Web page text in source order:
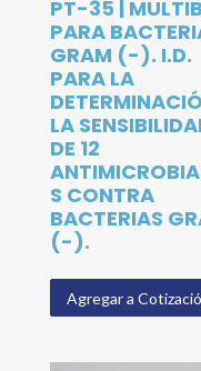
PT-35 |
PARA
GRAM (-). I.D.
PARA LA
LA
DE 12
S CONTRA
BACTERIAS
(-).
Agregar a